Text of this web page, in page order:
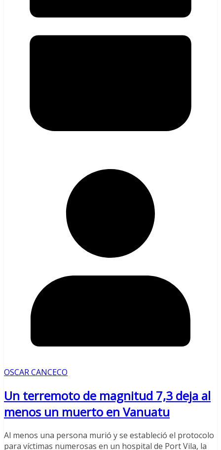
OSCAR CANCECO
Un terremoto de magnitud 7,3 deja al
menos un muerto en Vanuatu
Al menos una persona murió y se estableció el protocolo
para víctimas numerosas en un hospital de Port Vila, la